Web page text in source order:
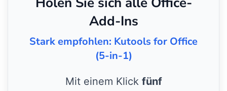
Add-Ins
Stark empfohlen: Kutools for Office
(5-in-1)
Mit einem Klick fünf